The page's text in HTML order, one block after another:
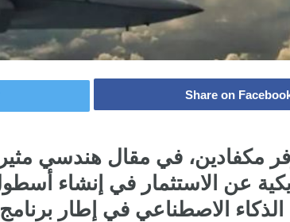
Share on
مكفادين، في مقال هندسي مثير
عن الاستثمار في إنشاء
الاصطناعي في إطار برنامج